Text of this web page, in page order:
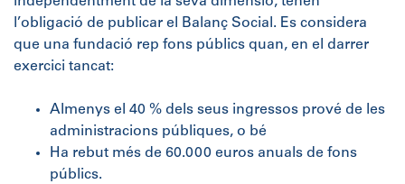
l’obligació de publicar el Balanç Social. Es considera
que una fundació rep fons públics quan, en el darrer
exercici tancat:
Almenys el 40 % dels seus ingressos prové de les
administracions públiques, o bé
Ha rebut més de 60.000 euros anuals de fons
públics.